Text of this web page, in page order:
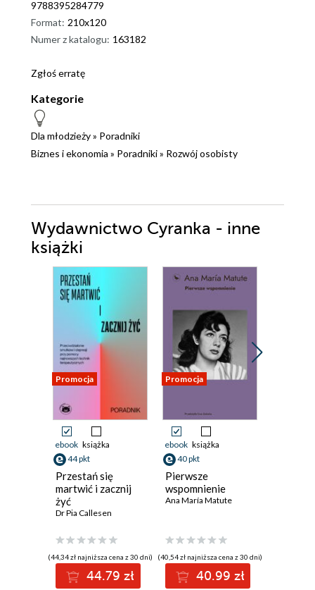
9788395284779
Format: 210x120
Numer z katalogu: 163182
Zgłoś erratę
Kategorie
Dla młodzieży» Poradniki
Biznes i ekonomia » Poradniki» Rozwój osobisty
Wydawnictwo Cyranka - inne
książki
Promocja
ebook książka
44 pkt
Przestań się
martwić i zacznij
żyć
Dr Pia Callesen
(44,34 zł najniższa cena z 30 dni)
44.79 zł
Promocja
ebook książka
40 pkt
Pierwsze
wspomnienie
Ana María Matute
(40,54 zł najniższa cena z 30 dni)
40.99 zł